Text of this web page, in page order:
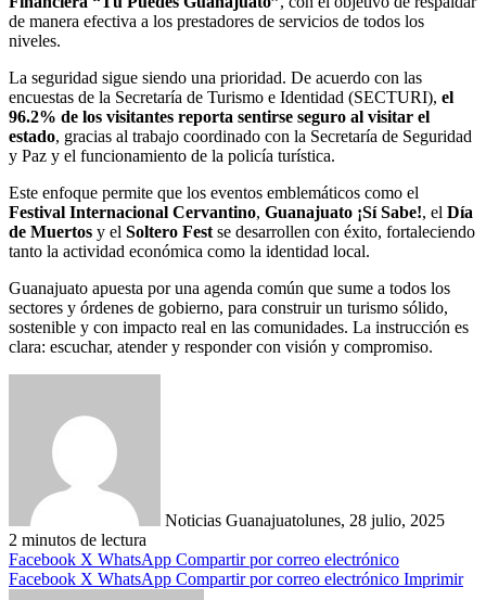
de manera efectiva a los prestadores de servicios de todos los
niveles.
La seguridad sigue siendo una prioridad. De acuerdo con las
encuestas de la Secretaría de Turismo e Identidad (SECTURI), el
96.2% de los visitantes reporta sentirse seguro al visitar el
estado, gracias al trabajo coordinado con la Secretaría de Seguridad
y Paz y el funcionamiento de la policía turística.
Este enfoque permite que los eventos emblemáticos como el
Festival Internacional Cervantino, Guanajuato ¡Sí Sabe!, el Día
de Muertos y el Soltero Fest se desarrollen con éxito, fortaleciendo
tanto la actividad económica como la identidad local.
Guanajuato apuesta por una agenda común que sume a todos los
sectores y órdenes de gobierno, para construir un turismo sólido,
sostenible y con impacto real en las comunidades. La instrucción es
clara: escuchar, atender y responder con visión y compromiso.
Noticias Guanajuatolunes, 28 julio, 2025
2 minutos de lectura
Facebook X WhatsApp Compartir por correo electrónico
Facebook X WhatsApp Compartir por correo electrónico Imprimir